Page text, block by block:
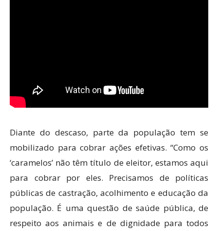
Diante do descaso, parte da população tem se
mobilizado para cobrar ações efetivas. “Como os
‘caramelos’ não têm título de eleitor, estamos aqui
para cobrar por eles. Precisamos de políticas
públicas de castração, acolhimento e educação da
população. É uma questão de saúde pública, de
respeito aos animais e de dignidade para todos